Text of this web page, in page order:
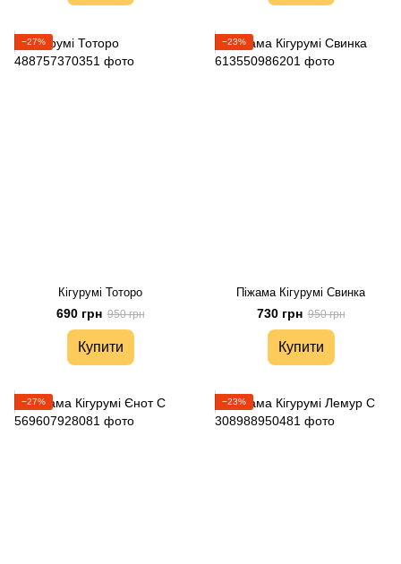
−27%
Кігурумі Тоторо
690 грн 950 грн
Купити
−23%
Піжама Кігурумі Свинка
730 грн 950 грн
Купити
−27% −23%